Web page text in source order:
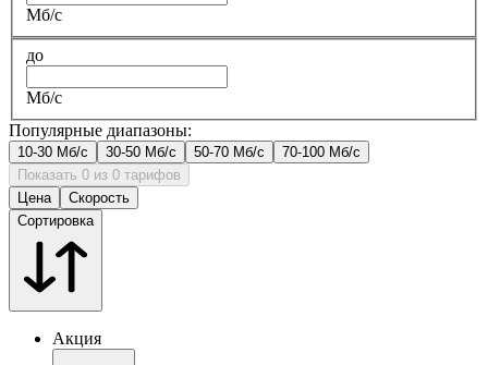
Мб/с
до
Мб/с
Популярные диапазоны:
10-30 Мб/с 30-50 Мб/с 50-70 Мб/с
70-100 Мб/с
Показать 0 из 0 тарифов
Цена
Скорость
Сортировка
Акция